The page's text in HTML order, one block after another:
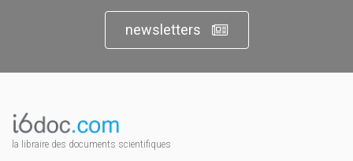
newsletters
la libraire des documents scientifiques